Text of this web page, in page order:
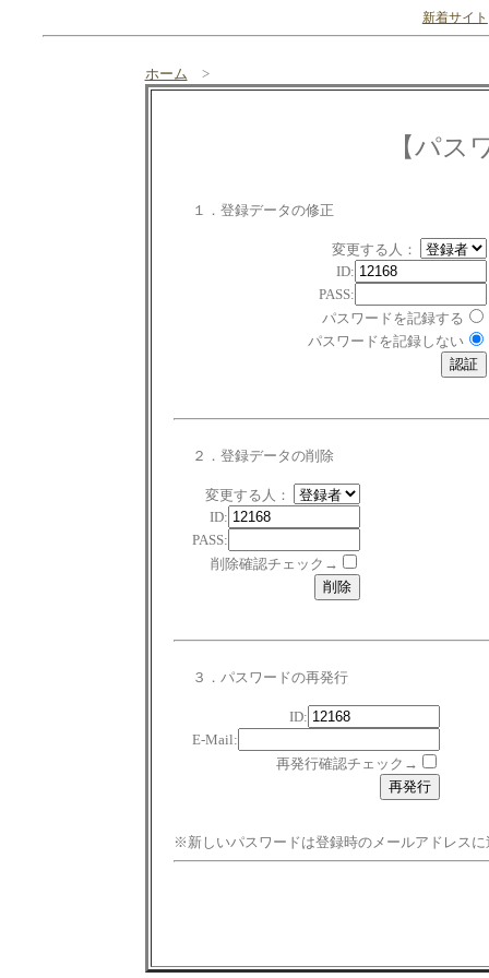
新着サイト
ホーム >
【パス
１．登録データの修正
変更する人：
ID:
PASS:
パスワードを記録する
パスワードを記録しない
２．登録データの削除
変更する人：
ID:
PASS:
削除確認チェック→
３．パスワードの再発行
ID:
E-Mail:
再発行確認チェック→
※新しいパスワードは登録時のメールアドレスに